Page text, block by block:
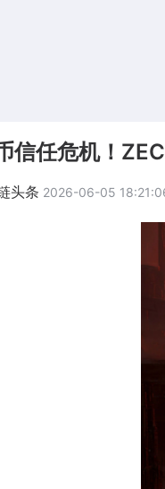
信任危机！
头条 2026-06-05